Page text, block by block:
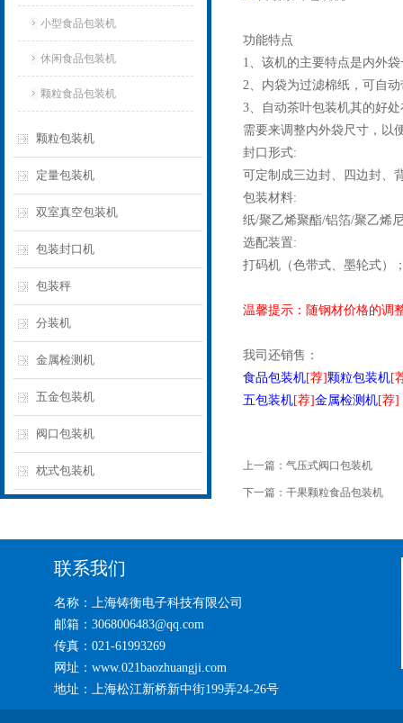
小型食品包装机
休闲食品包装机
颗粒食品包装机
颗粒包装机
定量包装机
双室真空包装机
包装封口机
包装秤
分装机
金属检测机
五金包装机
阀口包装机
枕式包装机
功能特点
1、该机的主要特点是内外
2、内袋为过滤棉纸，可自
3、自动茶叶包装机其的好
需要来调整内外袋尺寸，以
封口形式:
可定制成三边封、四边封、
包装材料:
纸/聚乙烯聚酯/铝箔/聚乙烯
选配装置:
打码机（色带式、墨轮式）
温馨提示：随钢材价格的调
我司还销售：
食品包装机[荐]颗粒包装机[
五包装机[荐]金属检测机[荐]
上一篇： 气压式阀口包装机
下一篇： 干果颗粒食品包装机
联系我们
名称：上海铸衡电子科技有限公司
邮箱：3068006483@qq.com
传真：021-61993269
网址：www.021baozhuangji.com
地址：上海松江新桥新中街199弄24-26号